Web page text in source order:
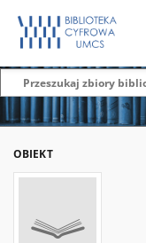
OBIEKT